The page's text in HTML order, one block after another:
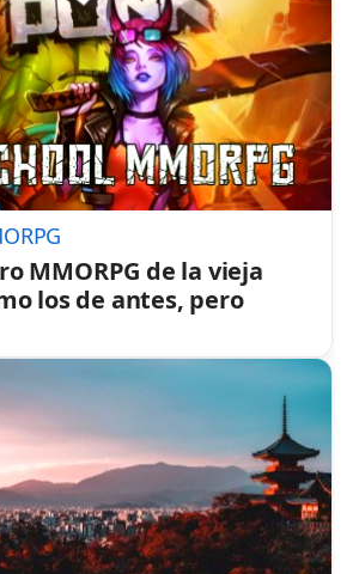
MMORPG de la vieja
los de antes, pero